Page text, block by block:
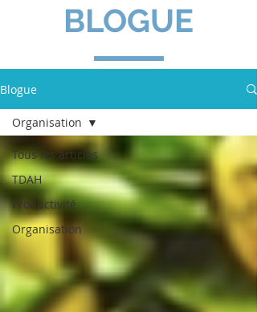
BLOGUE
Blogue
Tous les articles
TDAH
Productivité
Organisation
Organisation